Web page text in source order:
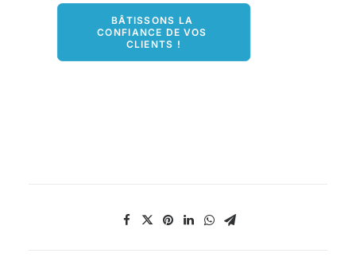
BÂTISSONS LA
CONFIANCE DE VOS
CLIENTS !